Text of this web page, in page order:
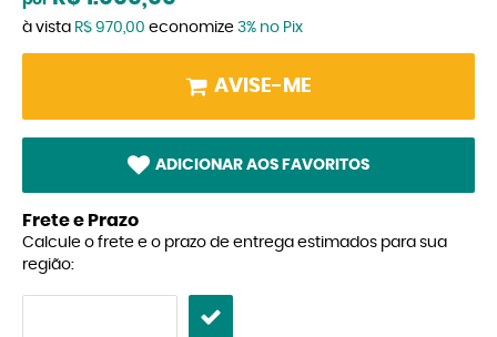
à vista R$ 970,00 economize 3% no Pix
AVISE-ME
ADICIONAR AOS FAVORITOS
Frete e Prazo
Calcule o frete e o prazo de entrega estimados para sua
região: